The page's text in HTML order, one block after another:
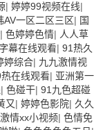
| 婷婷99视频在线|
AV一区二区三区| 国
| 色婷婷色情| 人人草
幕在线观看| 91热久
婷综合| 九九激情视
在线观看| 亚洲第一
| 色碰干| 91九色超碰
又| 婷婷色影院| 久久
情xx小视频| 色情免